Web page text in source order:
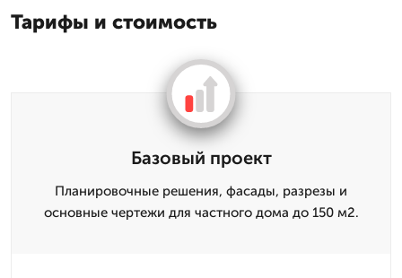
Тарифы и стоимость
Базовый проект
Планировочные решения, фасады, разрезы и
основные чертежи для частного дома до 150 м2.